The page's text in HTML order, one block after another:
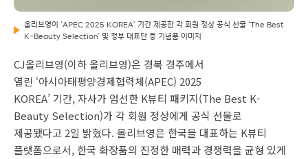
올리브영이 ‘APEC 2025 KOREA’ 기간 제공한 각 회원 정상 공식 선물 ‘The Best
K-Beauty Selection’ 및 정부 대표단 등 기념품 이미지
CJ올리브영(이하 올리브영)은 경북 경주에서
열린 ‘아시아태평양경제협력체(APEC) 2025
KOREA’ 기간, 자사가 엄선한 K뷰티 패키지(The Best K-
Beauty Selection)가 각 회원 정상에게 공식 선물로
제공됐다고 2일 밝혔다. 올리브영은 한국을 대표하는 K뷰티
플랫폼으로서, 한국 화장품의 진정한 매력과 경쟁력을 균형 있게